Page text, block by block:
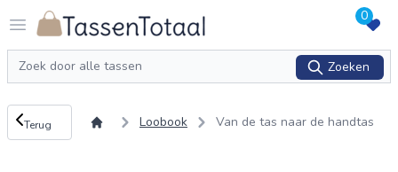
Open menu
Logo Tassentotaal.nl 0
Zoeken
Zoeken
Terug naar overzicht
Terug Loobook Van de tas naar de handtas